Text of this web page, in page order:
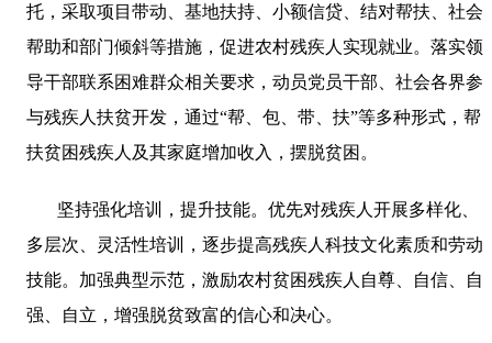
托，采取项目带动、基地扶持、小额信贷、结对帮扶、社会
帮助和部门倾斜等措施，促进农村残疾人实现就业。落实领
导干部联系困难群众相关要求，动员党员干部、社会各界参
与残疾人扶贫开发，通过“帮、包、带、扶”等多种形式，帮
扶贫困残疾人及其家庭增加收入，摆脱贫困。
坚持强化培训，提升技能。优先对残疾人开展多样化、
多层次、灵活性培训，逐步提高残疾人科技文化素质和劳动
技能。加强典型示范，激励农村贫困残疾人自尊、自信、自
强、自立，增强脱贫致富的信心和决心。